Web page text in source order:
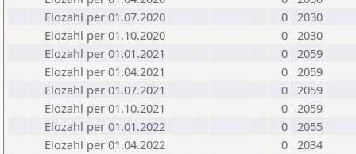
Elozahl per 01.07.2020
0 2030
Elozahl per 01.10.2020
0 2030
Elozahl per 01.01.2021
0 2059
Elozahl per 01.04.2021
0 2059
Elozahl per 01.07.2021
0 2059
Elozahl per 01.10.2021
0 2059
Elozahl per 01.01.2022
0 2055
Elozahl per 01.04.2022
0 2034